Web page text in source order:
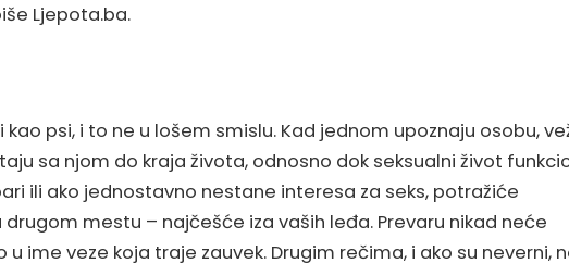
Ljepota.ba.
kao psi, i to ne u lošem smislu. Kad jednom upoznaju osobu,
sa njom do kraja života, odnosno dok seksualni život
ili ako jednostavno nestane interesa za seks, potražiće
drugom mestu – najčešće iza vaših leđa. Prevaru nikad neće
u ime veze koja traje zauvek. Drugim rečima, i ako su neverni,